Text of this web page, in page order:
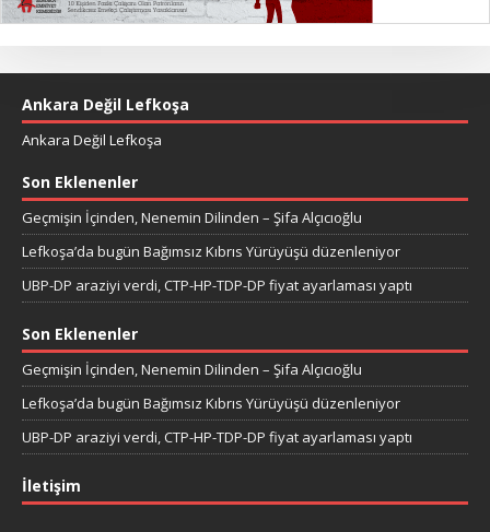
Ankara Değil Lefkoşa
Ankara Değil Lefkoşa
Son Eklenenler
Geçmişin İçinden, Nenemin Dilinden – Şifa Alçıcıoğlu
Lefkoşa’da bugün Bağımsız Kıbrıs Yürüyüşü düzenleniyor
UBP-DP araziyi verdi, CTP-HP-TDP-DP fiyat ayarlaması yaptı
Son Eklenenler
Geçmişin İçinden, Nenemin Dilinden – Şifa Alçıcıoğlu
Lefkoşa’da bugün Bağımsız Kıbrıs Yürüyüşü düzenleniyor
UBP-DP araziyi verdi, CTP-HP-TDP-DP fiyat ayarlaması yaptı
İletişim